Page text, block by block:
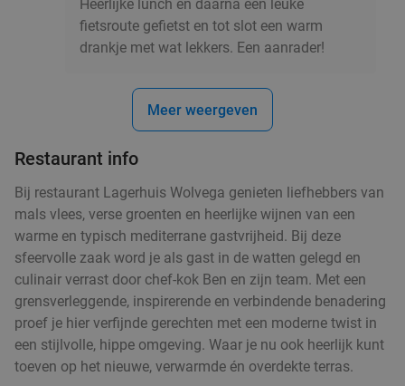
Heerlijke lunch en daarna een leuke
fietsroute gefietst en tot slot een warm
drankje met wat lekkers. Een aanrader!
Meer weergeven
Restaurant info
Bij restaurant Lagerhuis Wolvega genieten liefhebbers van
mals vlees, verse groenten en heerlijke wijnen van een
warme en typisch mediterrane gastvrijheid. Bij deze
sfeervolle zaak word je als gast in de watten gelegd en
culinair verrast door chef-kok Ben en zijn team. Met een
grensverleggende, inspirerende en verbindende benadering
proef je hier verfijnde gerechten met een moderne twist in
een stijlvolle, hippe omgeving. Waar je nu ook heerlijk kunt
toeven op het nieuwe, verwarmde én overdekte terras.